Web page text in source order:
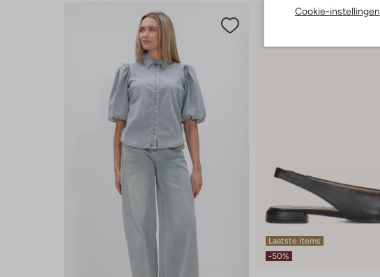
Cookie-instellingen
Laatste items
-50%